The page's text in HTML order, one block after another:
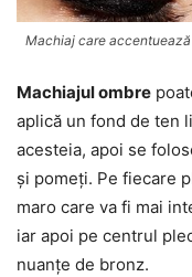
Machiaj care
Machiajul ombre
aplică un fond de ten
acesteia, apoi se
și pomeți. Pe fiecare
maro care va fi mai
iar apoi pe centrul
nuanțe de bronz.